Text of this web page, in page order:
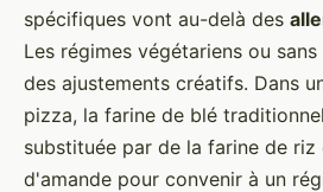
spécifiques vont au-delà des
Les régimes végétariens ou
des ajustements créatifs. Dans
pizza, la farine de blé
substituée par de la farine de riz
d'amande pour convenir à un